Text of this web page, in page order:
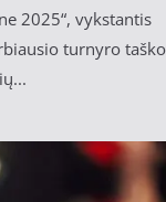
2025“, vykstantis
turnyro taško